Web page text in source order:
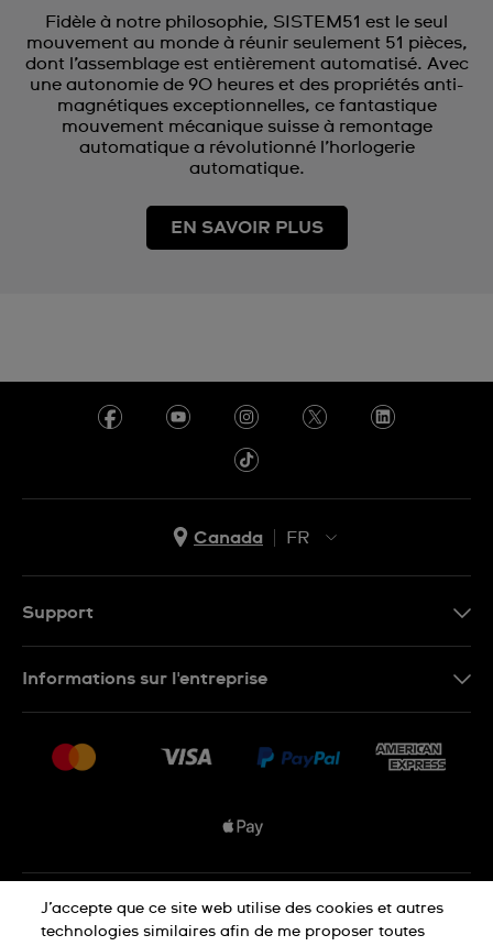
Fidèle à notre philosophie, SISTEM51 est le seul
mouvement au monde à réunir seulement 51 pièces,
dont l’assemblage est entièrement automatisé. Avec
une autonomie de 90 heures et des propriétés anti-
magnétiques exceptionnelles, ce fantastique
mouvement mécanique suisse à remontage
automatique a révolutionné l’horlogerie
automatique.
EN SAVOIR PLUS
Canada
FR
Support
Conditions De Vente
Informations sur l'entreprise
Nous rejoindre
Déclaration de confidentialité
J’accepte que ce site web utilise des cookies et autres
technologies similaires afin de me proposer toutes